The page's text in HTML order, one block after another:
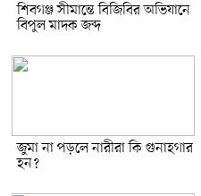
শিবগঞ্জ সীমান্তে বিজিবির অভিযানে
বিপুল মাদক জব্দ
জুমা না পড়লে নারীরা কি গুনাহগার
হন?